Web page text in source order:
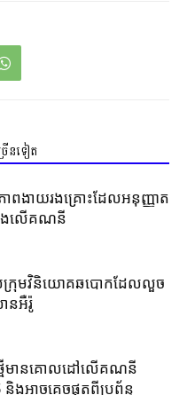
ើនទៀត
ពងាយរងគ្រោះដែលអនុញ្ញាត
រងលើគណនី
មវិនិយោគឆបោកដែលលួច
នអឺរ៉ូ
មានគោលដៅលើគណនី
ងអាចគេចផុតពីប្រព័ន្ធ